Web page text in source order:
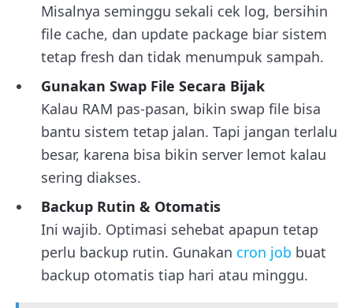
Misalnya seminggu sekali cek log, bersihin
file cache, dan update package biar sistem
tetap fresh dan tidak menumpuk sampah.
Gunakan Swap File Secara Bijak
Kalau RAM pas-pasan, bikin swap file bisa
bantu sistem tetap jalan. Tapi jangan terlalu
besar, karena bisa bikin server lemot kalau
sering diakses.
Backup Rutin & Otomatis
Ini wajib. Optimasi sehebat apapun tetap
perlu backup rutin. Gunakan cron job buat
backup otomatis tiap hari atau minggu.